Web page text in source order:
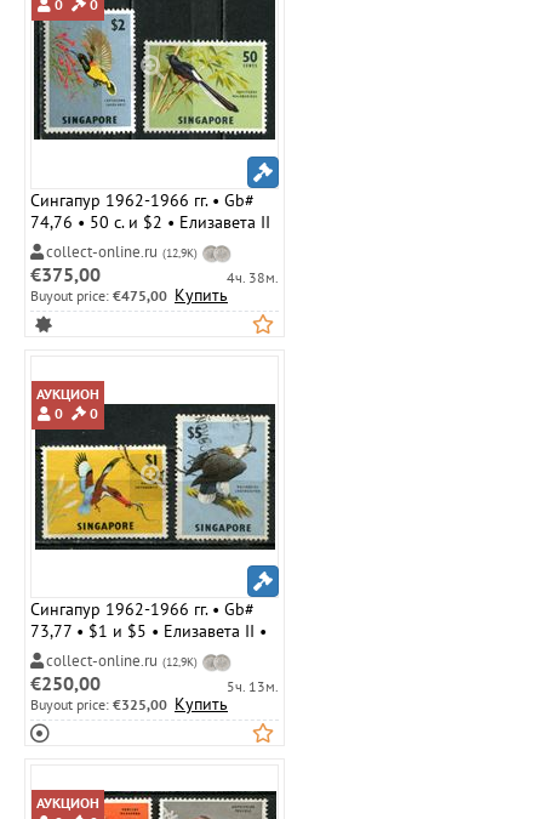
0
0
Сингапур 1962-1966 гг. • Gb#
74,76 • 50 c. и $2 • Елизавета II
• основной выпуск • птицы ( 2
марки ) • MLH OG VF ( кат.- £ 14
)
collect-online.ru (12,9K)
€375,00
4ч. 38м.
Buyout price: €475,00 Купить
АУКЦИОН
0
0
Сингапур 1962-1966 гг. • Gb#
73,77 • $1 и $5 • Елизавета II •
основной выпуск • птицы ( 2
марки ) • Used VF ( кат.- £ 10 )
collect-online.ru (12,9K)
€250,00
5ч. 13м.
Buyout price: €325,00 Купить
АУКЦИОН